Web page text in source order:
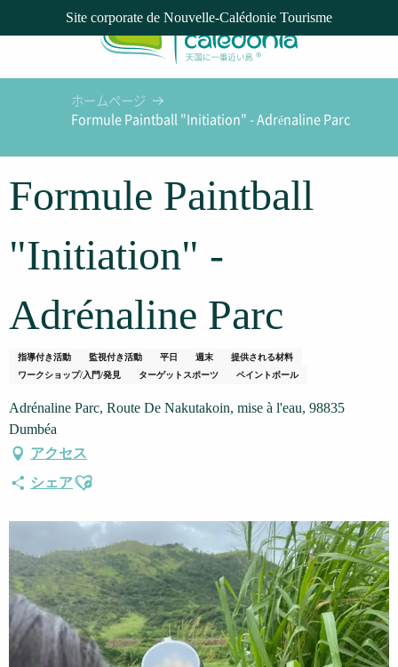
Site corporate de Nouvelle-Calédonie Tourisme
ホームページ
Formule Paintball "Initiation" - Adrénaline Parc
Formule Paintball
"Initiation" -
Adrénaline Parc
指導付き活動 監視付き活動 平日 週末
提供される材料
ワークショップ/入門/発見
ターゲットスポーツ ペイントボール
Adrénaline Parc, Route De Nakutakoin, mise à l'eau, 98835
Dumbéa
アクセス
シェアAjouter aux favoris